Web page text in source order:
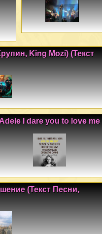
King Mozi) (Текст
I dare you to love me
(Текст Песни,